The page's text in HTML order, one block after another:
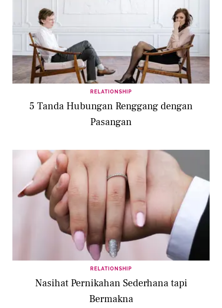
RELATIONSHIP
5 Tanda Hubungan Renggang dengan
Pasangan
RELATIONSHIP
Nasihat Pernikahan Sederhana tapi
Bermakna